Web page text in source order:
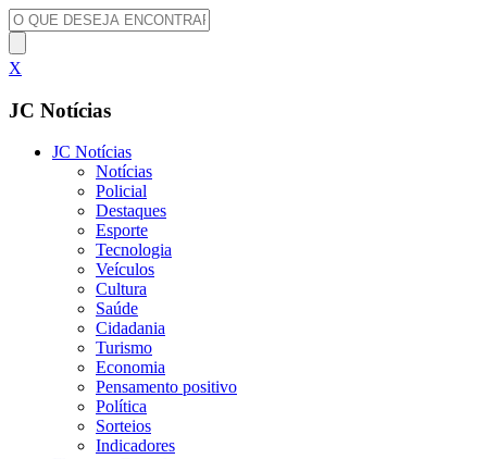
X
JC Notícias
JC Notícias
Notícias
Policial
Destaques
Esporte
Tecnologia
Veículos
Cultura
Saúde
Cidadania
Turismo
Economia
Pensamento positivo
Política
Sorteios
Indicadores